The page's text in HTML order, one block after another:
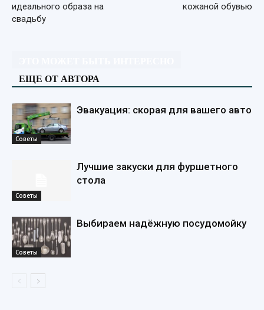
идеального образа на
свадьбу
кожаной обувью
ЕЩЕ ОТ АВТОРА
Советы
Эвакуация: скорая для вашего авто
Советы
Лучшие закуски для фуршетного
стола
Советы
Выбираем надёжную посудомойку